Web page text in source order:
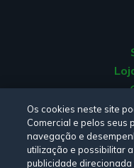
Livro
Os cookies neste site
Comercial e pelos seus
navegação e
utilização e possibilitar
publicidade direcionada